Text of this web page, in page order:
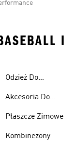
I
Odzież Do
Akcesoria Do
Płaszcze Zimowe
Kombinezony